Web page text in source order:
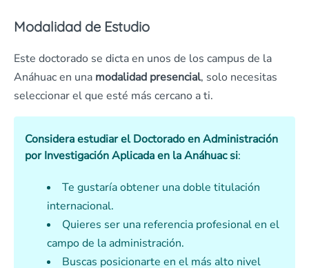
Modalidad de Estudio
Este doctorado se dicta en unos de los campus de la
Anáhuac en una modalidad presencial, solo necesitas
seleccionar el que esté más cercano a ti.
Considera estudiar el Doctorado en Administración
por Investigación Aplicada en la Anáhuac si:
Te gustaría obtener una doble titulación
internacional.
Quieres ser una referencia profesional en el
campo de la administración.
Buscas posicionarte en el más alto nivel